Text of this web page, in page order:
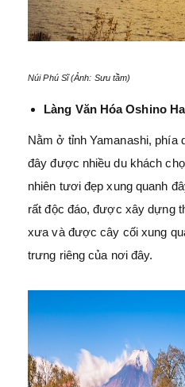
Núi Phú Sĩ (Ảnh: Sưu tầm)
Làng Văn Hóa Oshino
Nằm ở tỉnh Yamanashi,
đây được nhiều du khách
nhiên tươi đẹp xung quanh
rất độc đáo, được xây dựng
xưa và được cây cối xung
trưng riêng của nơi đây.